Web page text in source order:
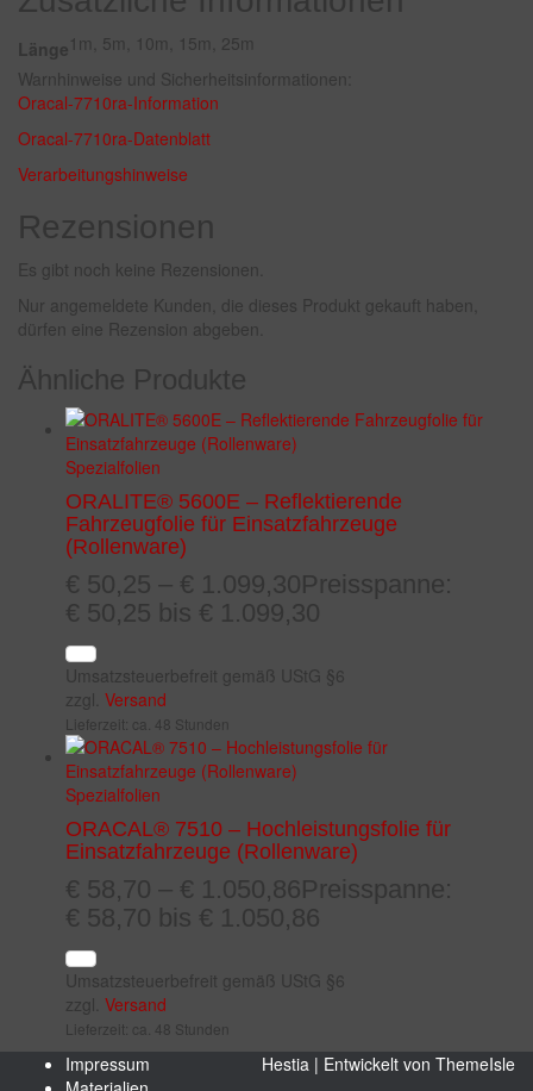
Länge 1m, 5m, 10m, 15m, 25m
Warnhinweise und Sicherheitsinformationen:
Oracal-7710ra-Information
Oracal-7710ra-Datenblatt
Verarbeitungshinweise
Rezensionen
Es gibt noch keine Rezensionen.
Nur angemeldete Kunden, die dieses Produkt gekauft haben,
dürfen eine Rezension abgeben.
Ähnliche Produkte
Spezialfolien
ORALITE® 5600E – Reflektierende
Fahrzeugfolie für Einsatzfahrzeuge
(Rollenware)
€ 50,25 – € 1.099,30Preisspanne:
€ 50,25 bis € 1.099,30
Umsatzsteuerbefreit gemäß UStG §6
zzgl. Versand
Lieferzeit: ca. 48 Stunden
Spezialfolien
ORACAL® 7510 – Hochleistungsfolie für
Einsatzfahrzeuge (Rollenware)
€ 58,70 – € 1.050,86Preisspanne:
€ 58,70 bis € 1.050,86
Umsatzsteuerbefreit gemäß UStG §6
zzgl. Versand
Lieferzeit: ca. 48 Stunden
Impressum
Hestia | Entwickelt von ThemeIsle